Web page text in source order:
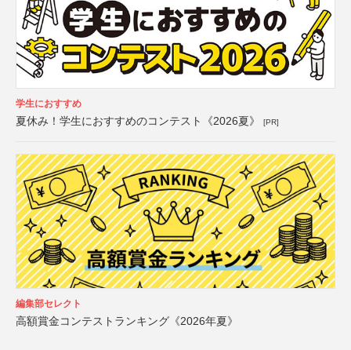
学生におすすめ
夏休み！学生におすすめのコンテスト《2026夏》 [PR]
編集部セレクト
高額賞金コンテストランキング《2026年夏》